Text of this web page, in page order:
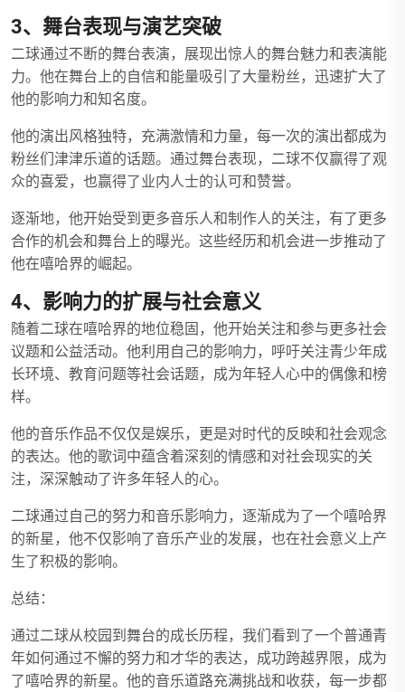
3、舞台表现与演艺突破
二球通过不断的舞台表演，展现出惊人的舞台魅力和表演能
力。他在舞台上的自信和能量吸引了大量粉丝，迅速扩大了
他的影响力和知名度。
他的演出风格独特，充满激情和力量，每一次的演出都成为
粉丝们津津乐道的话题。通过舞台表现，二球不仅赢得了观
众的喜爱，也赢得了业内人士的认可和赞誉。
逐渐地，他开始受到更多音乐人和制作人的关注，有了更多
合作的机会和舞台上的曝光。这些经历和机会进一步推动了
他在嘻哈界的崛起。
4、影响力的扩展与社会意义
随着二球在嘻哈界的地位稳固，他开始关注和参与更多社会
议题和公益活动。他利用自己的影响力，呼吁关注青少年成
长环境、教育问题等社会话题，成为年轻人心中的偶像和榜
样。
他的音乐作品不仅仅是娱乐，更是对时代的反映和社会观念
的表达。他的歌词中蕴含着深刻的情感和对社会现实的关
注，深深触动了许多年轻人的心。
二球通过自己的努力和音乐影响力，逐渐成为了一个嘻哈界
的新星，他不仅影响了音乐产业的发展，也在社会意义上产
生了积极的影响。
总结：
通过二球从校园到舞台的成长历程，我们看到了一个普通青
年如何通过不懈的努力和才华的表达，成功跨越界限，成为
了嘻哈界的新星。他的音乐道路充满挑战和收获，每一步都